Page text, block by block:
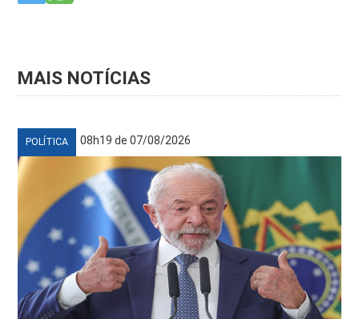
MAIS NOTÍCIAS
POLÍTICA 08h19 de 07/08/2026